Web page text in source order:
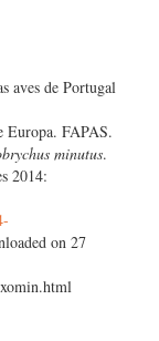
aves de Portugal
Europa. FAPAS.
minutus.
2014:
on 27